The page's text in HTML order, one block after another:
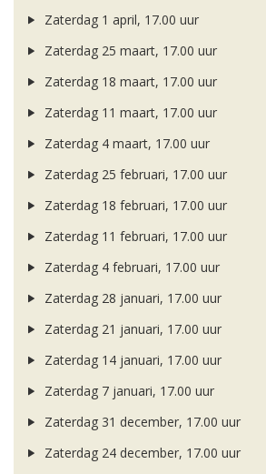
Zaterdag 1 april, 17.00 uur
Zaterdag 25 maart, 17.00 uur
Zaterdag 18 maart, 17.00 uur
Zaterdag 11 maart, 17.00 uur
Zaterdag 4 maart, 17.00 uur
Zaterdag 25 februari, 17.00 uur
Zaterdag 18 februari, 17.00 uur
Zaterdag 11 februari, 17.00 uur
Zaterdag 4 februari, 17.00 uur
Zaterdag 28 januari, 17.00 uur
Zaterdag 21 januari, 17.00 uur
Zaterdag 14 januari, 17.00 uur
Zaterdag 7 januari, 17.00 uur
Zaterdag 31 december, 17.00 uur
Zaterdag 24 december, 17.00 uur